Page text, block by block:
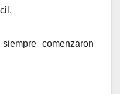
comenzaron